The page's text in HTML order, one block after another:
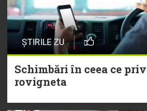
ȘTIRILE ZU
Schimbări în ceea ce
rovigneta